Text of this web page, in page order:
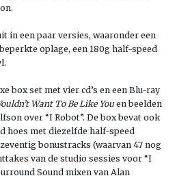
in een paar versies, waaronder een
oplage, een 180g half-speed
box set met vier cd’s en een Blu-ray
Want To Be Like You en beelden
over “I Robot”. De box bevat ook
hoes met diezelfde half-speed
bonustracks (waarvan 47 nog
van de studio sessies voor “I
Sound mixen van Alan